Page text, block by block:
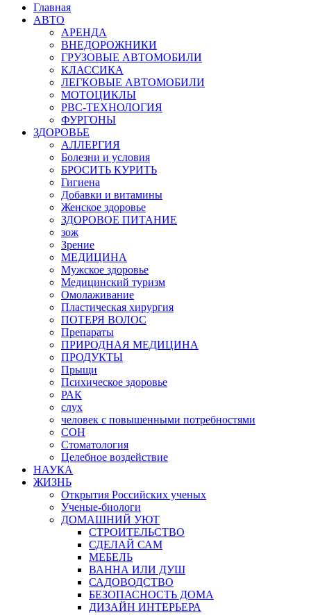
Главная
АВТО
АРЕНДА
ВНЕДОРОЖНИКИ
ГРУЗОВЫЕ АВТОМОБИЛИ
КЛАССИКА
ЛЕГКОВЫЕ АВТОМОБИЛИ
МОТОЦИКЛЫ
РВС-ТЕХНОЛОГИЯ
ФУРГОНЫ
ЗДОРОВЬЕ
АЛЛЕРГИЯ
Болезни и условия
БРОСИТЬ КУРИТЬ
Гигиена
Добавки и витамины
Женское здоровье
ЗДОРОВОЕ ПИТАНИЕ
зож
Зрение
МЕДИЦИНА
Мужское здоровье
Медицинский туризм
Омолаживание
Пластическая хирургия
ПОТЕРЯ ВОЛОС
Препараты
ПРИРОДНАЯ МЕДИЦИНА
ПРОДУКТЫ
Прыщи
Психическое здоровье
РАК
слух
человек с повышенными потребностями
СОН
Стоматология
Целебное воздействие
НАУКА
ЖИЗНЬ
Открытия Российских ученых
Ученые-биологи
ДОМАШНИЙ УЮТ
СТРОИТЕЛЬСТВО
СДЕЛАЙ САМ
МЕБЕЛЬ
ВАННА ИЛИ ДУШ
САДОВОДСТВО
БЕЗОПАСНОСТЬ ДОМА
ДИЗАЙН ИНТЕРЬЕРА